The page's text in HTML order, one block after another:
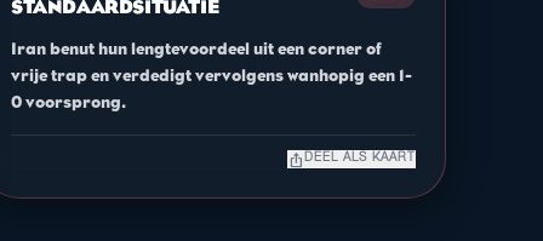
STANDAARDSITUATIE
Iran benut hun lengtevoordeel uit een corner of
vrije trap en verdedigt vervolgens wanhopig een 1-
0 voorsprong.
ios_share DEEL ALS KAART